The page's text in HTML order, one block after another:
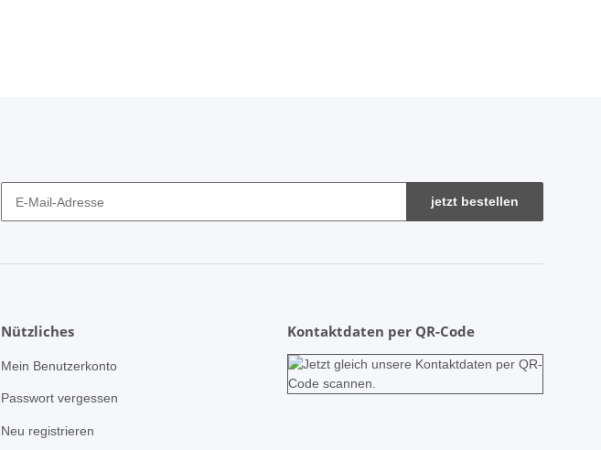
jetzt bestellen
Nützliches
Mein Benutzerkonto
Passwort vergessen
Neu registrieren
Kontaktdaten per QR-Code